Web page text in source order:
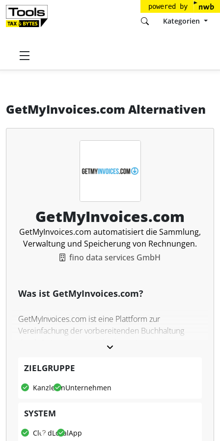
powered by
Kategorien
Startseite
GetMyInvoices.com Alternativen
GetMyInvoices.com
GetMyInvoices.com automatisiert die Sammlung,
Verwaltung und Speicherung von Rechnungen.
fino data services GmbH
Was ist GetMyInvoices.com?
GetMyInvoices.com ist eine Plattform zur
Vereinfachung der vorbereitenden Buchhaltung
10.000 Online-Portalen, E-Mail-Postfächern und
und sicher zu speichern. Die Software ermöglicht
effiziente Verwaltung.
Was kann GetMyInvoices.com?
ZIELGRUPPE
KanzleienUnternehmen
SYSTEM
CloudLokalApp